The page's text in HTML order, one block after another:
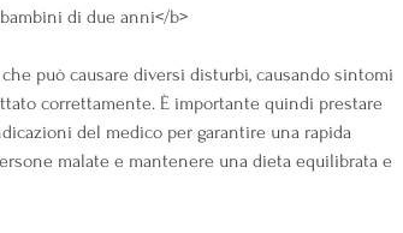
di due anni</b>
può causare diversi disturbi, causando sintomi
correttamente. È importante quindi prestare
del medico per garantire una rapida
malate e mantenere una dieta equilibrata e